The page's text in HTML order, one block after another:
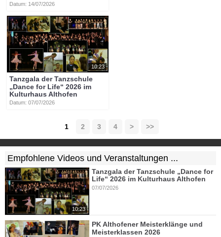
Datum: 14/07/2026
10:23
Tanzgala der Tanzschule
„Dance for Life“ 2026 im
Kulturhaus Althofen
Datum: 07/07/2026
1 2 3 4 > >>
Empfohlene Videos und Veranstaltungen ...
10:23
Tanzgala der Tanzschule „Dance for
Life“ 2026 im Kulturhaus Althofen
07/07/2026
PK Althofener Meisterklänge und
Meisterklassen 2026